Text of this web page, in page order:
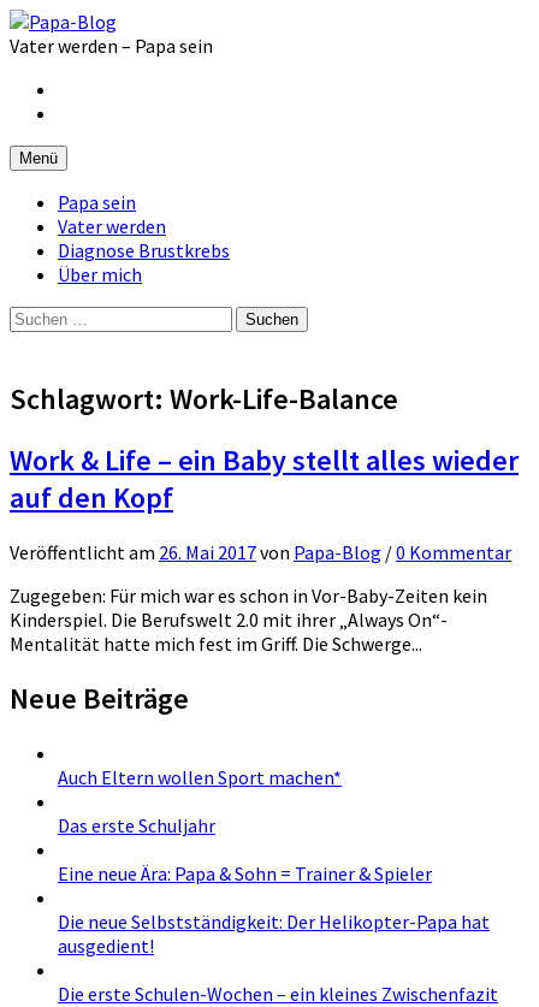
Zum
Inhalt
Vater werden – Papa sein
Menü
Papa sein
Vater werden
Diagnose Brustkrebs
Über mich
Suchen
Schlagwort: Work-Life-Balance
Work & Life – ein Baby stellt alles wieder
auf den Kopf
Veröffentlicht am 26. Mai 2017von Papa-Blog /0 Kommentar
Zugegeben: Für mich war es schon in Vor-Baby-Zeiten kein
Kinderspiel. Die Berufswelt 2.0 mit ihrer „Always On“-
Mentalität hatte mich fest im Griff. Die Schwerge...
Neue Beiträge
Auch Eltern wollen Sport machen*
Das erste Schuljahr
Eine neue Ära: Papa & Sohn = Trainer & Spieler
Die neue Selbstständigkeit: Der Helikopter-Papa hat
ausgedient!
Die erste Schulen-Wochen – ein kleines Zwischenfazit